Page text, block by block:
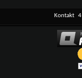
Kontakt